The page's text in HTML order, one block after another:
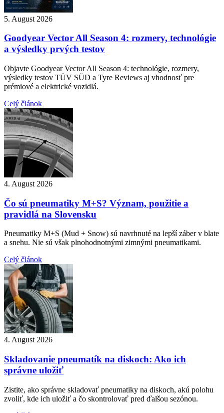
5. August 2026
Goodyear Vector All Season 4: rozmery, technológie
a výsledky prvých testov
Objavte Goodyear Vector All Season 4: technológie, rozmery,
výsledky testov TÜV SÜD a Tyre Reviews aj vhodnosť pre
prémiové a elektrické vozidlá.
Celý článok
4. August 2026
Čo sú pneumatiky M+S? Význam, použitie a
pravidlá na Slovensku
Pneumatiky M+S (Mud + Snow) sú navrhnuté na lepší záber v blate
a snehu. Nie sú však plnohodnotnými zimnými pneumatikami.
Celý článok
4. August 2026
Skladovanie pneumatík na diskoch: Ako ich
správne uložiť
Zistite, ako správne skladovať pneumatiky na diskoch, akú polohu
zvoliť, kde ich uložiť a čo skontrolovať pred ďalšou sezónou.